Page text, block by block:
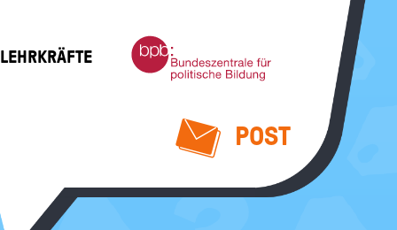
Bundeszentrale
für
politische
POST